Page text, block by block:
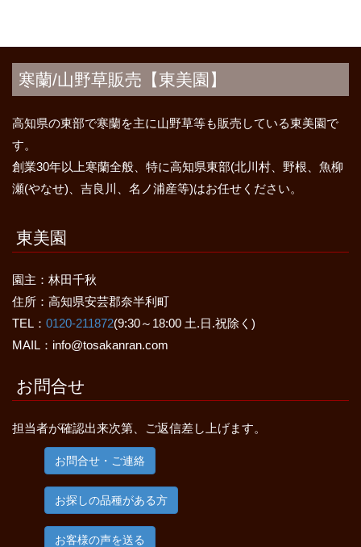
寒蘭/山野草販売【東美園】
高知県の東部で寒蘭を主に山野草等も販売している東美園で
す。
創業30年以上寒蘭全般、特に高知県東部(北川村、野根、魚柳
瀬(やなせ)、吉良川、名ノ浦産等)はお任せください。
東美園
園主：林田千秋
住所：高知県安芸郡奈半利町
TEL： 0120-211872(9:30～18:00 土.日.祝除く)
MAIL：info@tosakanran.com
お問合せ
担当者が確認出来次第、ご返信差し上げます。
お問合せ・ご連絡
お探しの品種がある方
お客様の声を送る